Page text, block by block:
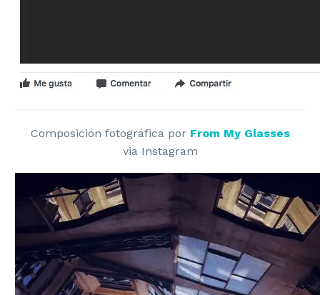
Composición fotográfica por From My Glasses
via Instagram